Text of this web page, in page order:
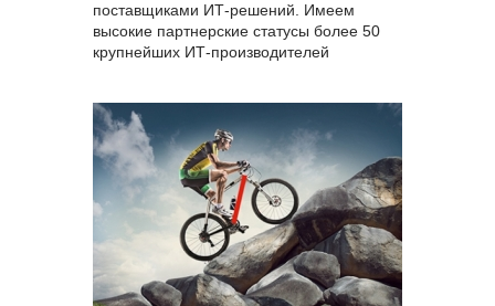
поставщиками ИТ-решений. Имеем
высокие партнерские статусы более 50
крупнейших ИТ-производителей